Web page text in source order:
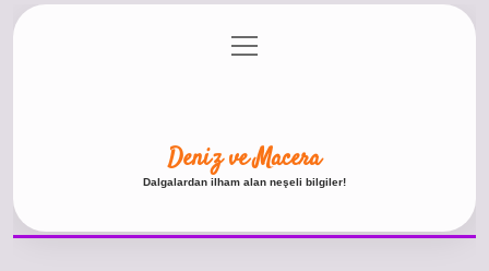
Gizlilik Politikası
menüyü
aç
Deniz ve Macera
Dalgalardan ilham alan neşeli bilgiler!